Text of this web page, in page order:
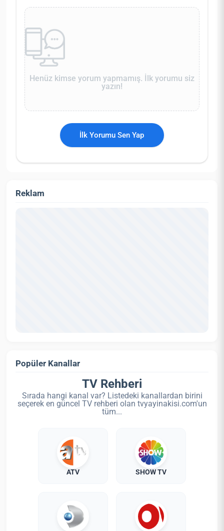
Henüz kimse yorum yapmamış. İlk yorumu siz
yazın!
İlk Yorumu Sen Yap
Reklam
Popüler Kanallar
TV Rehberi
Sırada hangi kanal var? Listedeki kanallardan birini
seçerek en güncel TV rehberi olan tvyayinakisi.com'un
tüm...
ATV SHOW TV